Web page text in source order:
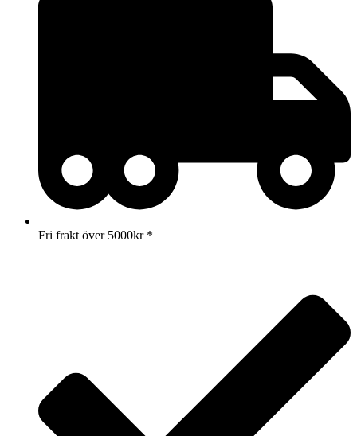
Fri frakt över 5000kr *